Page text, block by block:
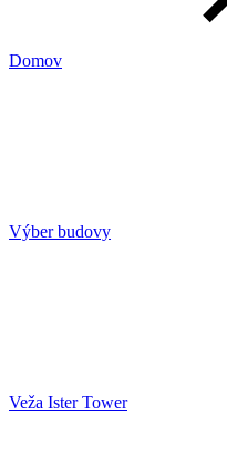
Domov
Výber budovy
Veža Ister Tower